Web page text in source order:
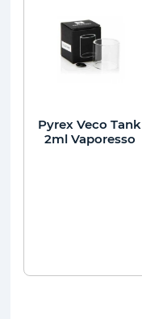
Pyrex Veco Tank
2ml Vaporesso